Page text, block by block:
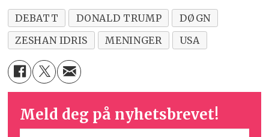
DEBATT DONALD TRUMP
DØGN
ZESHAN IDRIS
MENINGER USA
Meld deg på nyhetsbrevet!